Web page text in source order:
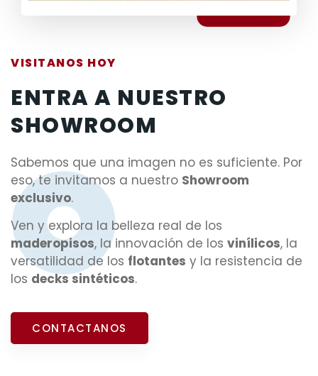
VISITANOS HOY
ENTRA A NUESTRO
SHOWROOM
Sabemos que una imagen no es suficiente. Por
eso, te invitamos a nuestro Showroom
exclusivo.
Ven y explora la belleza real de los
maderopisos, la innovación de los vinílicos, la
versatilidad de los flotantes y la resistencia de
los decks sintéticos.
CONTACTANOS